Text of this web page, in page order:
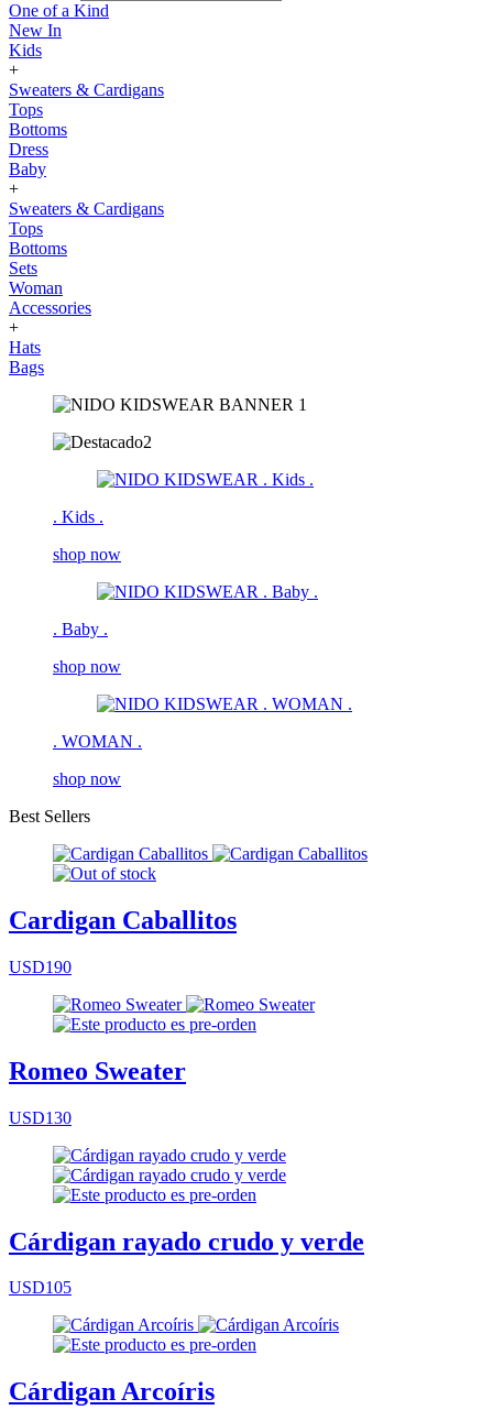
One of a Kind
New In
Kids
+
Sweaters & Cardigans
Tops
Bottoms
Dress
Baby
+
Sweaters & Cardigans
Tops
Bottoms
Sets
Woman
Accessories
+
Hats
Bags
. Kids .
shop now
. Baby .
shop now
. WOMAN .
shop now
Best Sellers
Cardigan Caballitos
USD190
Romeo Sweater
USD130
Cárdigan rayado crudo y verde
USD105
Cárdigan Arcoíris